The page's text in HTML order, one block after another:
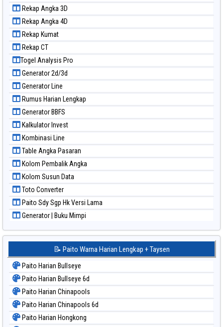
Paito Warna Nagoya
Paito Warna New York Midday
Paito Warna North Carolina Day
Paito Warna Pcso
Paito Warna Pennsylvania Day
Paito Warna Sao Paulo
Paito Warna Singapore
Paito Warna Sydney
Paito Warna Sydney Lottery
Paito Warna Sydney Lottery 6d
Paito Warna Sydney Lotto
Paito Warna Sydney Pools 6d
Paito Warna Taipei
Paito Warna Taiwan
Rekap Angka 3D
Rekap Angka 4D
Rekap Kumat
Rekap CT
Togel Analysis Pro
Generator 2d/3d
Generator Line
Rumus Harian Lengkap
Generator BBFS
Kalkulator Invest
Kombinasi Line
Table Angka Pasaran
Kolom Pembalik Angka
Kolom Susun Data
Toto Converter
Paito Sdy Sgp Hk Versi Lama
Generator | Buku Mimpi
📝 Paito Warna Harian Lengkap + Taysen
Paito Harian Bullseye
Paito Harian Bullseye 6d
Paito Harian Chinapools
Paito Harian Chinapools 6d
Paito Harian Hongkong